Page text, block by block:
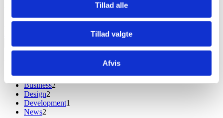
Tillad alle
Tillad valgte
Afvis
around to doing the important things when we want them done.
Instead, we spend our time fighting random fires. Without clear
intentions,…
about Do Your Self Realizations Quickly Fade?
Business2
Design2
Development1
News2